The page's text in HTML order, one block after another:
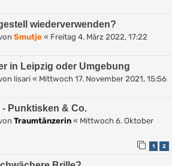
wiederverwenden?
Smutje « Freitag 4. März 2022, 17:22
in Leipzig oder Umgebung
lisari « Mittwoch 17. November 2021, 15:56
Punktisken & Co.
Traumtänzerin « Mittwoch 6. Oktober
1 2